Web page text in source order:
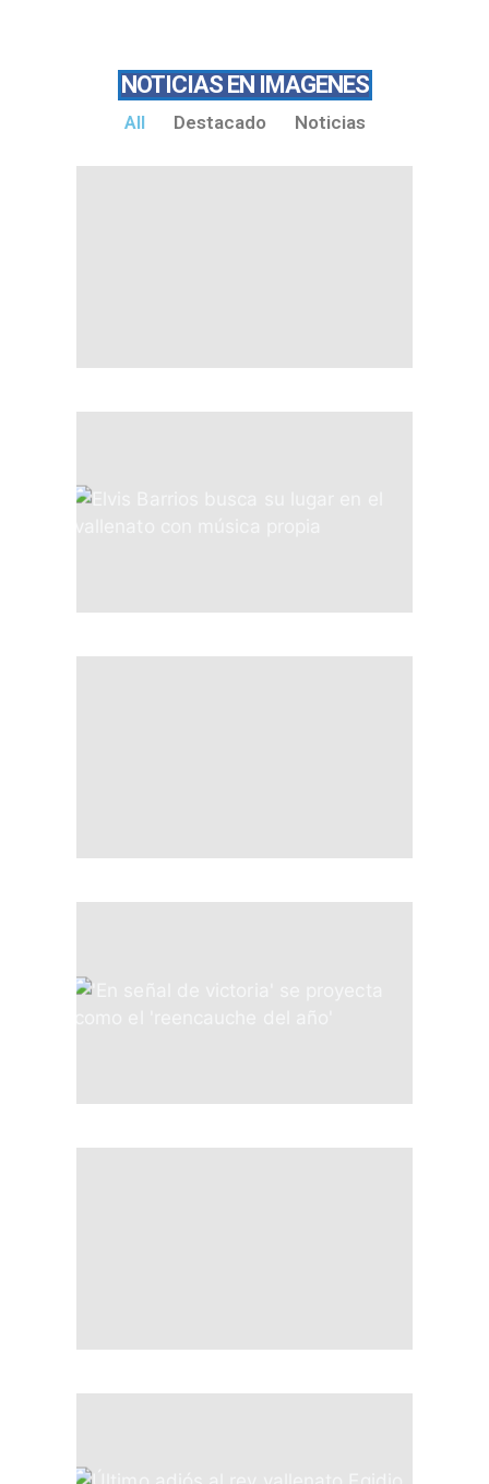
NOTICIAS EN IMAGENES
All Destacado Noticias